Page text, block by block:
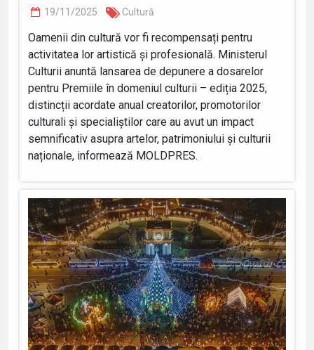
19/11/2025 Cultură
Oamenii din cultură vor fi recompensați pentru
activitatea lor artistică și profesională. Ministerul
Culturii anuntă lansarea de depunere a dosarelor
pentru Premiile în domeniul culturii – ediția 2025,
distincții acordate anual creatorilor, promotorilor
culturali și specialiștilor care au avut un impact
semnificativ asupra artelor, patrimoniului și culturii
naționale, informează MOLDPRES.